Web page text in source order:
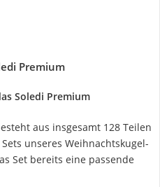
Premium
Soledi Premium
aus insgesamt 128 Teilen
unseres Weihnachtskugel-
Set bereits eine passende